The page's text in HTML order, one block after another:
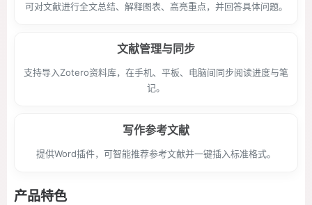
可对文献进行全文总结、解释图表、高亮重点，并回答具体问题。
文献管理与同步
支持导入Zotero资料库，在手机、平板、电脑间同步阅读进度与笔
记。
写作参考文献
提供Word插件，可智能推荐参考文献并一键插入标准格式。
产品特色